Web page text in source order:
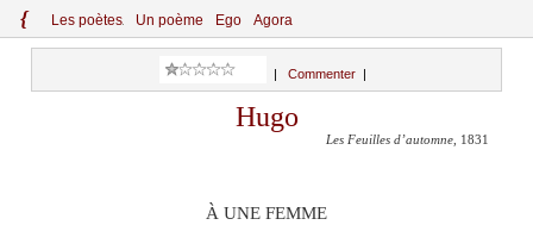
{ Les poètes Un poème Ego Agora
Commenter
Hugo
Les Feuilles d’automne , 1831
À UNE FEMME